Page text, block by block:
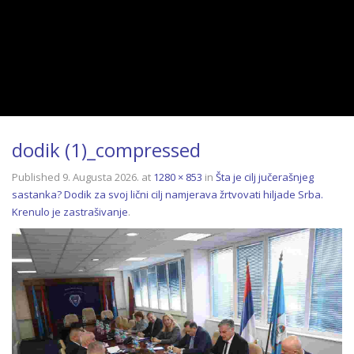
dodik (1)_compressed
Published 9. Augusta 2026. at 1280 × 853 in Šta je cilj jučerašnjeg
sastanka? Dodik za svoj lični cilj namjerava žrtvovati hiljade Srba.
Krenulo je zastrašivanje.